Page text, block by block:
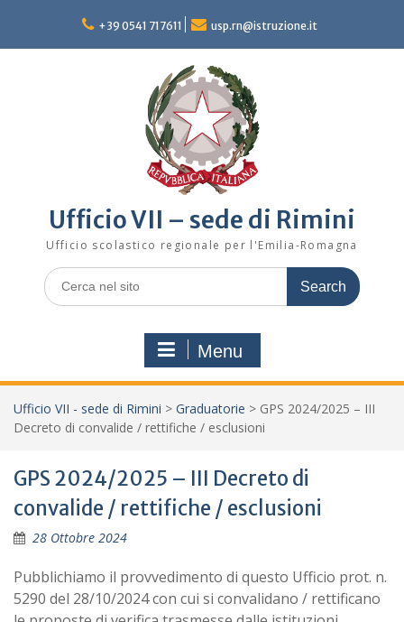
content
+39 0541 717611 usp.rn@istruzione.it
Ufficio VII – sede di Rimini
Ufficio scolastico regionale per l'Emilia-Romagna
Search
for:
Menu
Ufficio VII - sede di Rimini > Graduatorie > GPS 2024/2025 – III
Decreto di convalide / rettifiche / esclusioni
GPS 2024/2025 – III Decreto di
convalide / rettifiche / esclusioni
28 Ottobre 2024
Pubblichiamo il provvedimento di questo Ufficio prot. n.
5290 del 28/10/2024 con cui si convalidano / rettificano